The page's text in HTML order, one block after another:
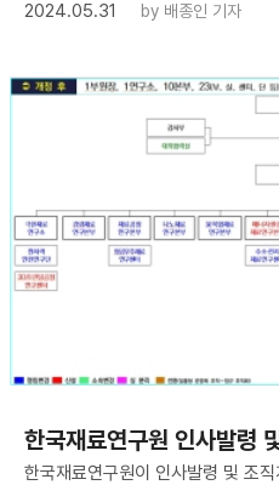
2024.05.31 by 배종인 기자
한국재료연구원 인사발령
한국재료연구원이 인사발령 및 조